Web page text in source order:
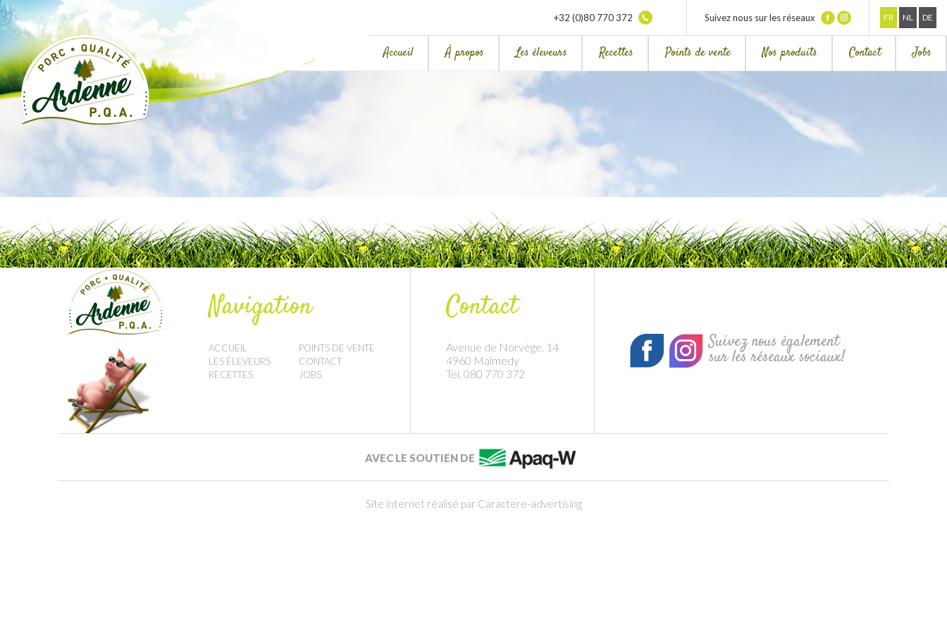
+32 (0)80 770 372 Suivez nous sur les réseaux FR NL DE
Accueil À propos Les éleveurs Recettes Points de vente Nos produits Contact Jobs
Navigation
ACCUEIL
LES ÉLEVEURS
RECETTES
POINTS DE VENTE
CONTACT
JOBS
Contact
Avenue de Norvège, 14
4960 Malmedy
Tél. 080 770 372
Suivez nous également
sur les réseaux sociaux!
AVEC LE SOUTIEN DE
Site internet réalisé par Caractere-advertising